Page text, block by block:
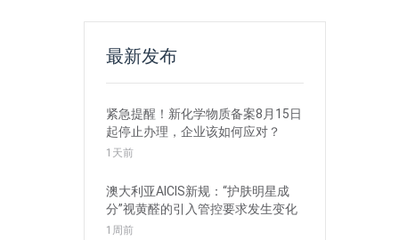
最新发布
紧急提醒！新化学物质备案8月15日
起停止办理，企业该如何应对？
1天前
澳大利亚AICIS新规：“护肤明星成
分”视黄醛的引入管控要求发生变化
1周前